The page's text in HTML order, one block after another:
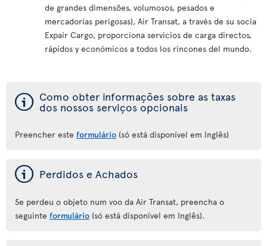
de grandes dimensões, volumosos, pesados e
mercadorias perigosas), Air Transat, a través de su socia
Expair Cargo, proporciona servicios de carga directos,
rápidos y económicos a todos los rincones del mundo.
ý Como obter informações sobre as taxas
dos nossos serviços opcionais
Preencher este formulário (só está disponível em Inglês)
ý Perdidos e Achados
Se perdeu o objeto num voo da Air Transat, preencha o
seguinte formulário (só está disponível em Inglês).